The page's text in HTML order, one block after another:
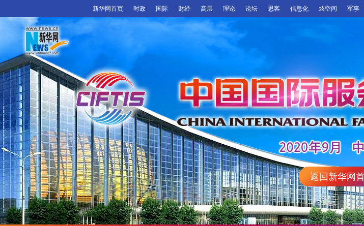
新华网首页 时政 国际 财经 高层 理论 论坛 思客 信息化 炫空间 军事
返回新华网